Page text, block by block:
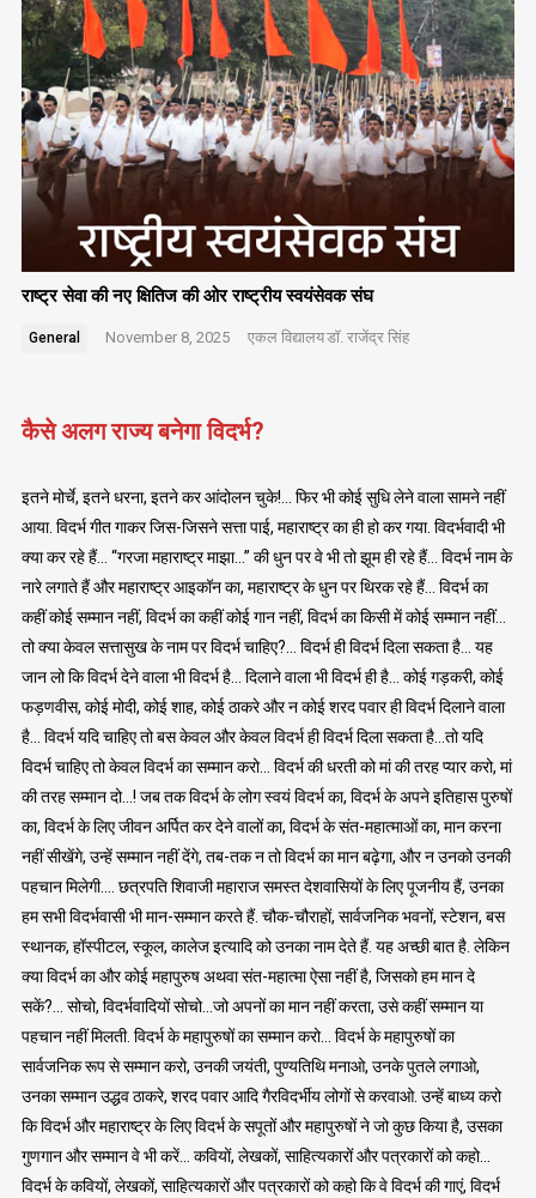
राष्ट्र सेवा की नए क्षितिज की ओर राष्ट्रीय स्वयंसेवक संघ
General November 8, 2025 एकल विद्यालयडॉ. राजेंद्र सिंह
कैसे अलग राज्य बनेगा विदर्भ?
इतने मोर्चे, इतने धरना, इतने कर आंदोलन चुके!… फिर भी कोई सुधि लेने वाला सामने नहीं
आया. विदर्भ गीत गाकर जिस-जिसने सत्ता पाई, महाराष्ट्र का ही हो कर गया. विदर्भवादी भी
क्या कर रहे हैं… “गरजा महाराष्ट्र माझा…” की धुन पर वे भी तो झूम ही रहे हैं… विदर्भ नाम के
नारे लगाते हैं और महाराष्ट्र आइकॉन का, महाराष्ट्र के धुन पर थिरक रहे हैं… विदर्भ का
कहीं कोई सम्मान नहीं, विदर्भ का कहीं कोई गान नहीं, विदर्भ का किसी में कोई सम्मान नहीं…
तो क्या केवल सत्तासुख के नाम पर विदर्भ चाहिए?… विदर्भ ही विदर्भ दिला सकता है… यह
जान लो कि विदर्भ देने वाला भी विदर्भ है… दिलाने वाला भी विदर्भ ही है… कोई गड़करी, कोई
फड़णवीस, कोई मोदी, कोई शाह, कोई ठाकरे और न कोई शरद पवार ही विदर्भ दिलाने वाला
है… विदर्भ यदि चाहिए तो बस केवल और केवल विदर्भ ही विदर्भ दिला सकता है…तो यदि
विदर्भ चाहिए तो केवल विदर्भ का सम्मान करो… विदर्भ की धरती को मां की तरह प्यार करो, मां
की तरह सम्मान दो…! जब तक विदर्भ के लोग स्वयं विदर्भ का, विदर्भ के अपने इतिहास पुरुषों
का, विदर्भ के लिए जीवन अर्पित कर देने वालों का, विदर्भ के संत-महात्माओं का, मान करना
नहीं सीखेंगे, उन्हें सम्मान नहीं देंगे, तब-तक न तो विदर्भ का मान बढ़ेगा, और न उनको उनकी
पहचान मिलेगी…. छत्रपति शिवाजी महाराज समस्त देशवासियों के लिए पूजनीय हैं, उनका
हम सभी विदर्भवासी भी मान-सम्मान करते हैं. चौक-चौराहों, सार्वजनिक भवनों, स्टेशन, बस
स्थानक, हॉस्पीटल, स्कूल, कालेज इत्यादि को उनका नाम देते हैं. यह अच्छी बात है. लेकिन
क्या विदर्भ का और कोई महापुरुष अथवा संत-महात्मा ऐसा नहीं है, जिसको हम मान दे
सकें?… सोचो, विदर्भवादियों सोचो…जो अपनों का मान नहीं करता, उसे कहीं सम्मान या
पहचान नहीं मिलती. विदर्भ के महापुरुषों का सम्मान करो… विदर्भ के महापुरुषों का
सार्वजनिक रूप से सम्मान करो, उनकी जयंती, पुण्यतिथि मनाओ, उनके पुतले लगाओ,
उनका सम्मान उद्धव ठाकरे, शरद पवार आदि गैरविदर्भीय लोगों से करवाओ. उन्हें बाध्य करो
कि विदर्भ और महाराष्ट्र के लिए विदर्भ के सपूतों और महापुरुषों ने जो कुछ किया है, उसका
गुणगान और सम्मान वे भी करें… कवियों, लेखकों, साहित्यकारों और पत्रकारों को कहो…
विदर्भ के कवियों, लेखकों, साहित्यकारों और पत्रकारों को कहो कि वे विदर्भ की गाएं, विदर्भ